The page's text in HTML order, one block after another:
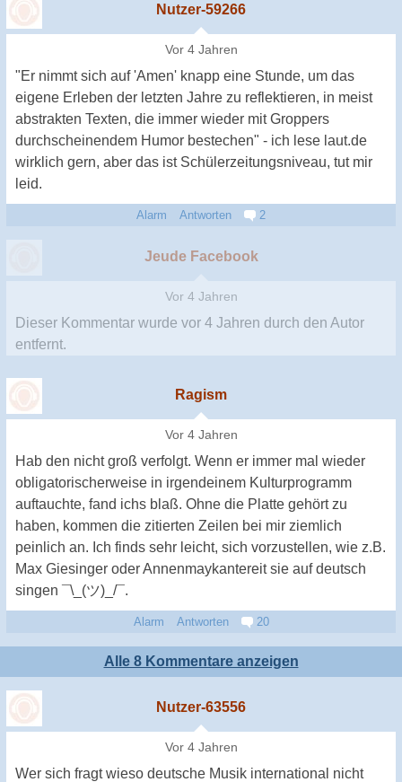
Nutzer-59266
Vor 4 Jahren
"Er nimmt sich auf 'Amen' knapp eine Stunde, um das
eigene Erleben der letzten Jahre zu reflektieren, in meist
abstrakten Texten, die immer wieder mit Groppers
durchscheinendem Humor bestechen" - ich lese laut.de
wirklich gern, aber das ist Schülerzeitungsniveau, tut mir
leid.
Alarm Antworten 2
Jeude Facebook
Vor 4 Jahren
Dieser Kommentar wurde vor 4 Jahren durch den Autor
entfernt.
Ragism
Vor 4 Jahren
Hab den nicht groß verfolgt. Wenn er immer mal wieder
obligatorischerweise in irgendeinem Kulturprogramm
auftauchte, fand ichs blaß. Ohne die Platte gehört zu
haben, kommen die zitierten Zeilen bei mir ziemlich
peinlich an. Ich finds sehr leicht, sich vorzustellen, wie z.B.
Max Giesinger oder Annenmaykantereit sie auf deutsch
singen ¯\_(ツ)_/¯.
Alarm Antworten 20
Alle 8 Kommentare anzeigen
Nutzer-63556
Vor 4 Jahren
Wer sich fragt wieso deutsche Musik international nicht